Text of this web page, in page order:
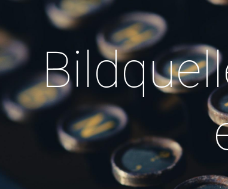
Skip to main content